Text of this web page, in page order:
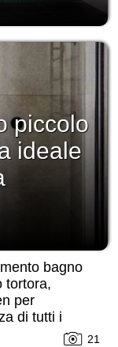
piccolo
ideale
bagno
tortora,
per
di tutti i
21